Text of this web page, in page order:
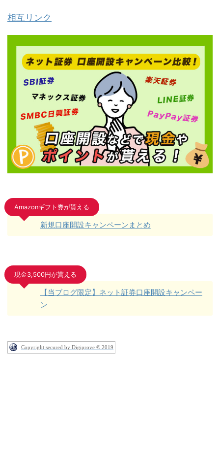
相互リンク
Amazonギフト券が貰える
新規口座開設キャンペーンまとめ
現金3,500円が貰える
【当ブログ限定】ネット証券口座開設キャンペー
ン
Copyright secured by Digiprove © 2019